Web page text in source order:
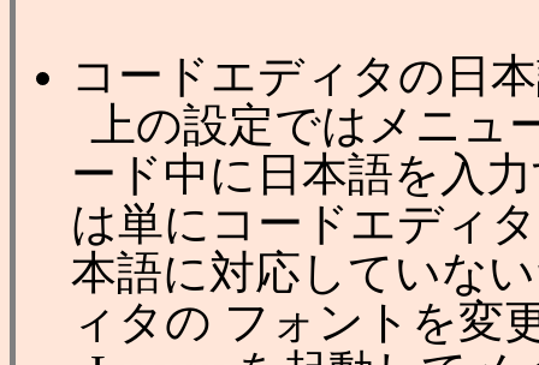
コードエディタの日
上の設定ではメニ
ード中に日本語を入
は単にコードエディ
本語に対応していな
ィタの フォントを変